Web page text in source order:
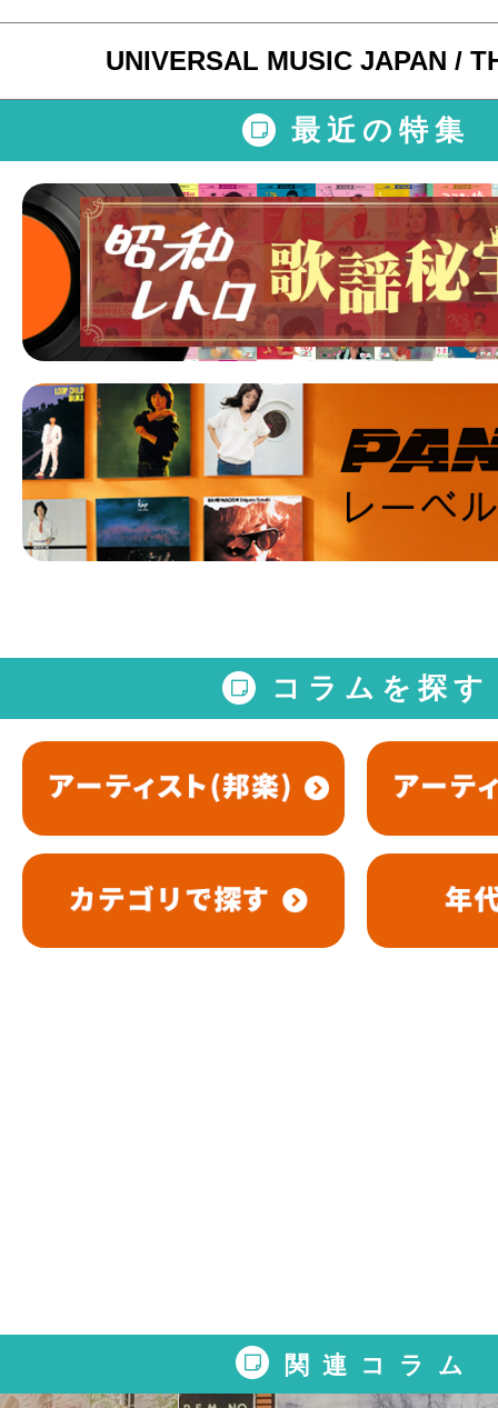
UNIVERSAL MUSIC JAPAN /
最近の特集
コラムを探す
関連コラム